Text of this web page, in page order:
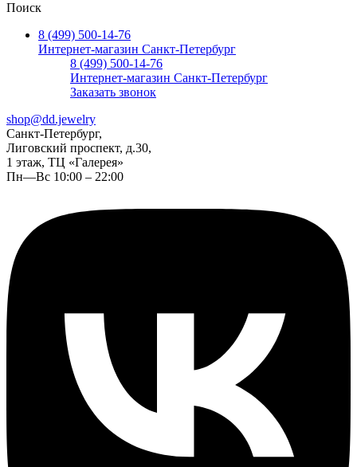
Поиск
8 (499) 500-14-76
Интернет-магазин Санкт-Петербург
8 (499) 500-14-76
Интернет-магазин Санкт-Петербург
Заказать звонок
shop@dd.jewelry
Санкт-Петербург,
Лиговский проспект, д.30,
1 этаж, ТЦ «Галерея»
Пн—Вс 10:00 – 22:00